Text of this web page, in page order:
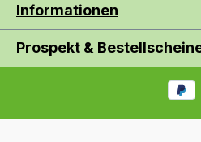
Informationen
Prospekt &